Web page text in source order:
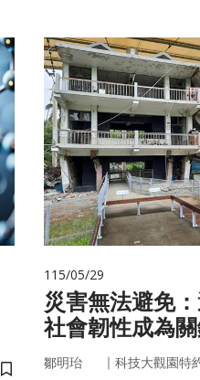
115/05/29
災害無法避免
社會韌性成為
鄒明珆 ｜ 科技大觀園特